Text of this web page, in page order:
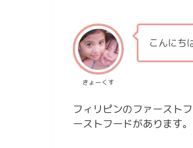
きょーくす
こんにち
フィリピンのファースト
ーストフードがあります。